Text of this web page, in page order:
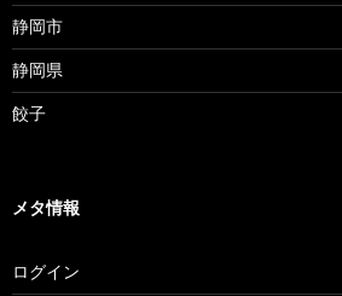
静岡市
静岡県
餃子
メタ情報
ログイン